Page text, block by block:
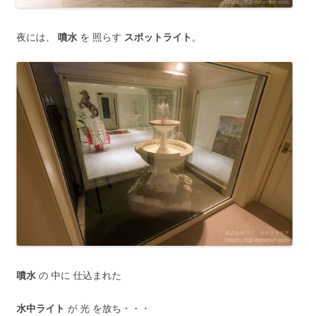
夜には、 噴水 を 照らす スポットライト 。
噴水 の 中に 仕込まれた
水中ライト が 光 を放ち・・・